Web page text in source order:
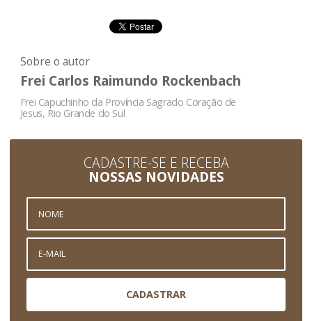
Sobre o autor
Frei Carlos Raimundo Rockenbach
Frei Capuchinho da Província Sagrado Coração de
Jesus, Rio Grande do Sul
CADASTRE-SE E RECEBA
NOSSAS NOVIDADES
CADASTRAR